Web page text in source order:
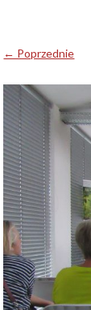
← Poprzednie